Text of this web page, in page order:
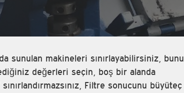
sunulan makineleri sınırlayabilirsiniz, bunu
değerleri seçin, boş bir alanda
Filtre sonucunu büyüteç